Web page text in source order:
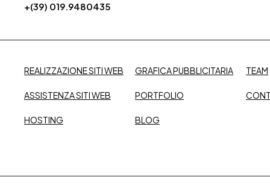
+(39) 019.9480435
REALIZZAZIONE SITI WEB
ASSISTENZA SITI WEB
HOSTING
GRAFICA PUBBLICITARIA
PORTFOLIO
BLOG
TEAM